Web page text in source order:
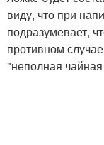
виду, что при
подразумевает,
противном
"неполная